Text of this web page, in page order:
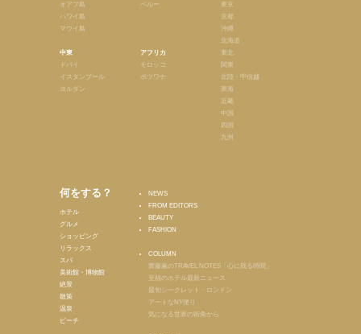
オアフ島
ハワイ島
マウイ島
中東
ドバイ
イスタンブール
ヨルダン
ペルー
アフリカ
モロッコ
ボツワナ
東京
京都
沖縄
北海道
東北
関東
北陸・甲信越
東海
近畿
中国
四国
九州
何をする？
ホテル
グルメ
ショッピング
リラックス
スパ
美術館・博物館
絶景
散策
温泉
ビーチ
NEWS
FROM EDITORS
BEAUTY
FASHION
COLUMN
齋藤薫のTRAVEL NOTES「心に残る時間」
至福のホテル最新ニュース
最旬シークレット・ロンドン
アートなNY便り
気になる世界の街角から